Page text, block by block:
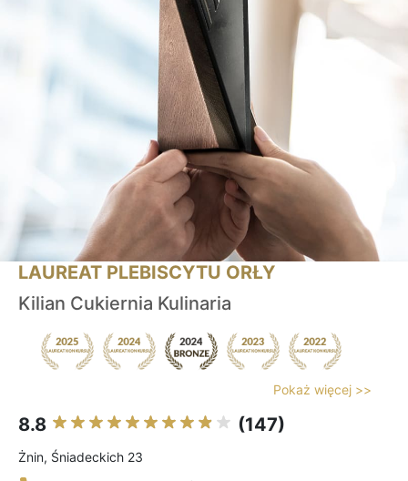
LAUREAT PLEBISCYTU ORŁY
Kilian Cukiernia Kulinaria
Pokaż więcej >>
8.8 (147)
Żnin, Śniadeckich 23